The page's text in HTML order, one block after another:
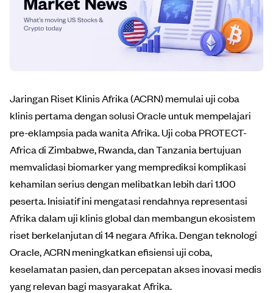
Jaringan Riset Klinis Afrika (ACRN) memulai uji coba
klinis pertama dengan solusi Oracle untuk mempelajari
pre-eklampsia pada wanita Afrika. Uji coba PROTECT-
Africa di Zimbabwe, Rwanda, dan Tanzania bertujuan
memvalidasi biomarker yang memprediksi komplikasi
kehamilan serius dengan melibatkan lebih dari 1.100
peserta. Inisiatif ini mengatasi rendahnya representasi
Afrika dalam uji klinis global dan membangun ekosistem
riset berkelanjutan di 14 negara Afrika. Dengan teknologi
Oracle, ACRN meningkatkan efisiensi uji coba,
keselamatan pasien, dan percepatan akses inovasi medis
yang relevan bagi masyarakat Afrika.